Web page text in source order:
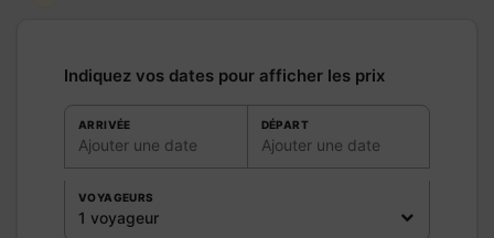
Indiquez vos dates pour afficher les prix
ARRIVÉE
Ajouter une date
DÉPART
Ajouter une date
VOYAGEURS
1 voyageur